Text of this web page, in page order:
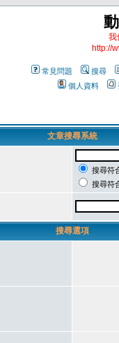
我
http://
常見問題 搜尋
個人資料
文章搜尋系統
搜尋符
搜尋符
搜尋選項